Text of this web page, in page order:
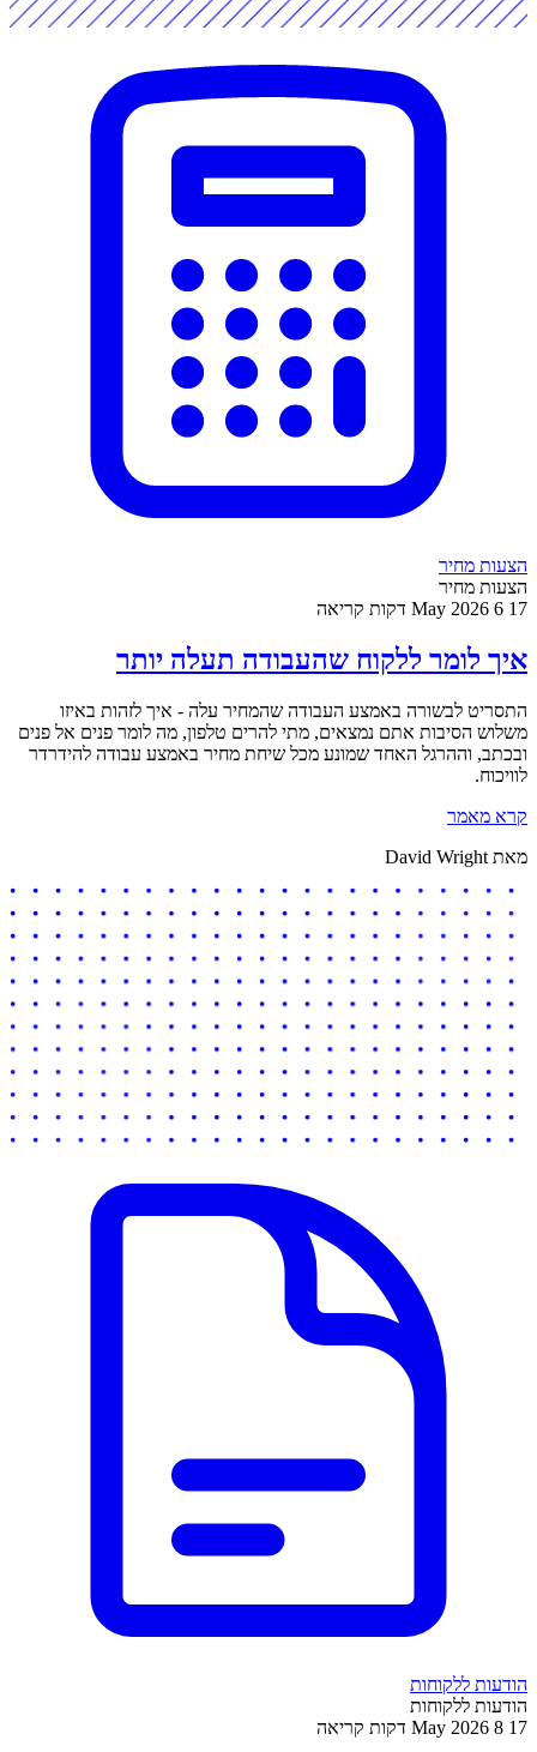
הצעות מחיר
הצעות מחיר
17 May 2026 6 דקות קריאה
איך לומר ללקוח שהעבודה תעלה יותר
התסריט לבשורה באמצע העבודה שהמחיר עלה - איך לזהות באיזו
משלוש הסיבות אתם נמצאים, מתי להרים טלפון, מה לומר פנים אל פנים
ובכתב, וההרגל האחד שמונע מכל שיחת מחיר באמצע עבודה להידרדר
לוויכוח.
קרא מאמר
מאת David Wright
הודעות ללקוחות
הודעות ללקוחות
17 May 2026 8 דקות קריאה